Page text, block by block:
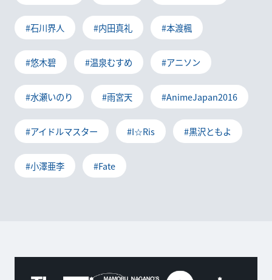
#石川界人 #内田真礼 #本渡楓
#悠木碧 #温泉むすめ #アニソン
#水瀬いのり #雨宮天 #AnimeJapan2016
#アイドルマスター #I☆Ris #黒沢ともよ
#小澤亜李 #Fate